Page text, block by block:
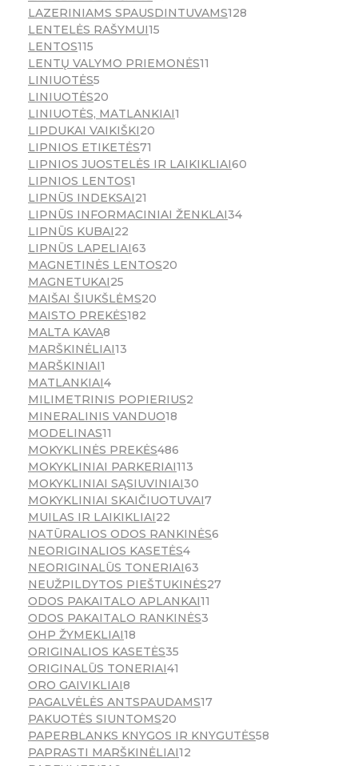
LAZERINIAMS SPAUSDINTUVAMS128
LENTELĖS RAŠYMUI15
LENTOS115
LENTŲ VALYMO PRIEMONĖS11
LINIUOTĖS5
LINIUOTĖS20
LINIUOTĖS, MATLANKIAI1
LIPDUKAI VAIKIŠKI20
LIPNIOS ETIKETĖS71
LIPNIOS JUOSTELĖS IR LAIKIKLIAI60
LIPNIOS LENTOS1
LIPNŪS INDEKSAI21
LIPNŪS INFORMACINIAI ŽENKLAI34
LIPNŪS KUBAI22
LIPNŪS LAPELIAI63
MAGNETINĖS LENTOS20
MAGNETUKAI25
MAIŠAI ŠIUKŠLĖMS20
MAISTO PREKĖS182
MALTA KAVA8
MARŠKINĖLIAI13
MARŠKINIAI1
MATLANKIAI4
MILIMETRINIS POPIERIUS2
MINERALINIS VANDUO18
MODELINAS11
MOKYKLINĖS PREKĖS486
MOKYKLINIAI PARKERIAI113
MOKYKLINIAI SĄSIUVINIAI30
MOKYKLINIAI SKAIČIUOTUVAI7
MUILAS IR LAIKIKLIAI22
NATŪRALIOS ODOS RANKINĖS6
NEORIGINALIOS KASETĖS4
NEORIGINALŪS TONERIAI63
NEUŽPILDYTOS PIEŠTUKINĖS27
ODOS PAKAITALO APLANKAI11
ODOS PAKAITALO RANKINĖS3
OHP ŽYMEKLIAI18
ORIGINALIOS KASETĖS35
ORIGINALŪS TONERIAI41
ORO GAIVIKLIAI8
PAGALVĖLĖS ANTSPAUDAMS17
PAKUOTĖS SIUNTOMS20
PAPERBLANKS KNYGOS IR KNYGUTĖS58
PAPRASTI MARŠKINĖLIAI12